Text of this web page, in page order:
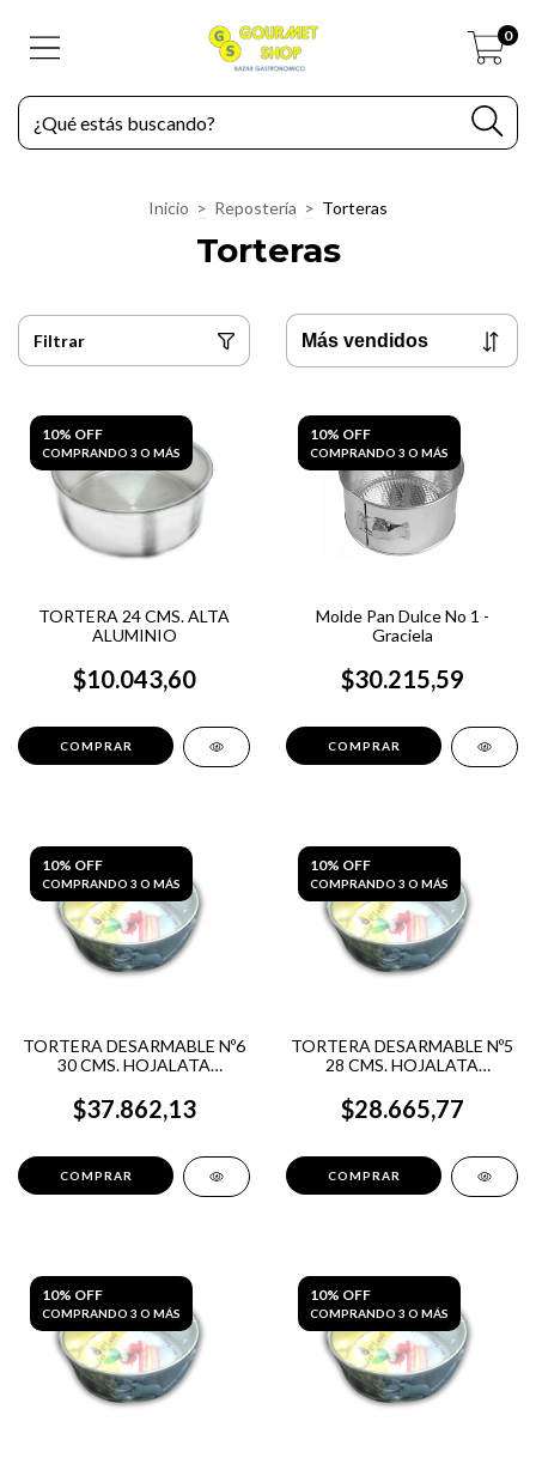
0
Inicio > Repostería > Torteras
Torteras
Filtrar
10% OFF
COMPRANDO 3 O MÁS
TORTERA 24 CMS. ALTA
ALUMINIO
$10.043,60
10% OFF
COMPRANDO 3 O MÁS
Molde Pan Dulce No 1 -
Graciela
$30.215,59
10% OFF
COMPRANDO 3 O MÁS
TORTERA DESARMABLE Nº6
30 CMS. HOJALATA
$37.862,13
10% OFF
COMPRANDO 3 O MÁS
TORTERA DESARMABLE Nº5
28 CMS. HOJALATA
$28.665,77
10% OFF
COMPRANDO 3 O MÁS
10% OFF
COMPRANDO 3 O MÁS